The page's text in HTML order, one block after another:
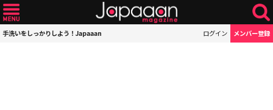
手洗いをしっかりしよう！Japaaan ログイン メンバー登録